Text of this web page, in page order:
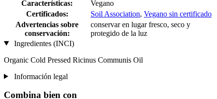
Características:
Vegano
Certificados:
Soil Association, Vegano sin certificado
Advertencias sobre
conservación:
conservar en lugar fresco, seco y
protegido de la luz
Ingredientes (INCI)
Organic Cold Pressed Ricinus Communis Oil
Información legal
Combina bien con